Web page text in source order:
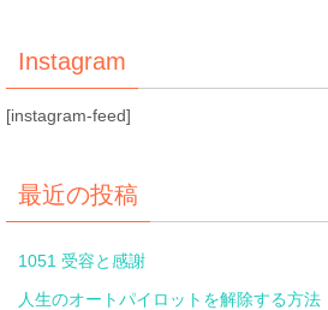
Instagram
[instagram-feed]
最近の投稿
1051 受容と感謝
人生のオートパイロットを解除する方法